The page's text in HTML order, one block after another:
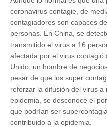
coronavirus contagie, de
contagiadores son capaces
personas. En China, se
transmitido el virus a 16
afectada por el virus
Unido, un hombre de
pesar de que los super
reforzar la difusión del virus
epidemia, se desconoce el
que podrían ser
contribuido a la epidemia.